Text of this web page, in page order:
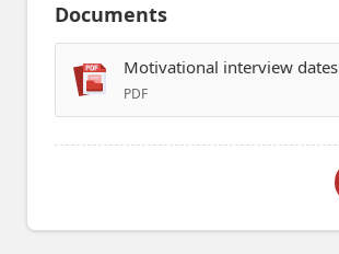
Documents
Motivational interview dates
PDF